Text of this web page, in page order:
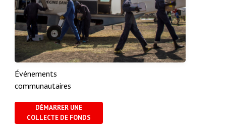
Événements
communautaires
DÉMARRER UNE
COLLECTE DE FONDS